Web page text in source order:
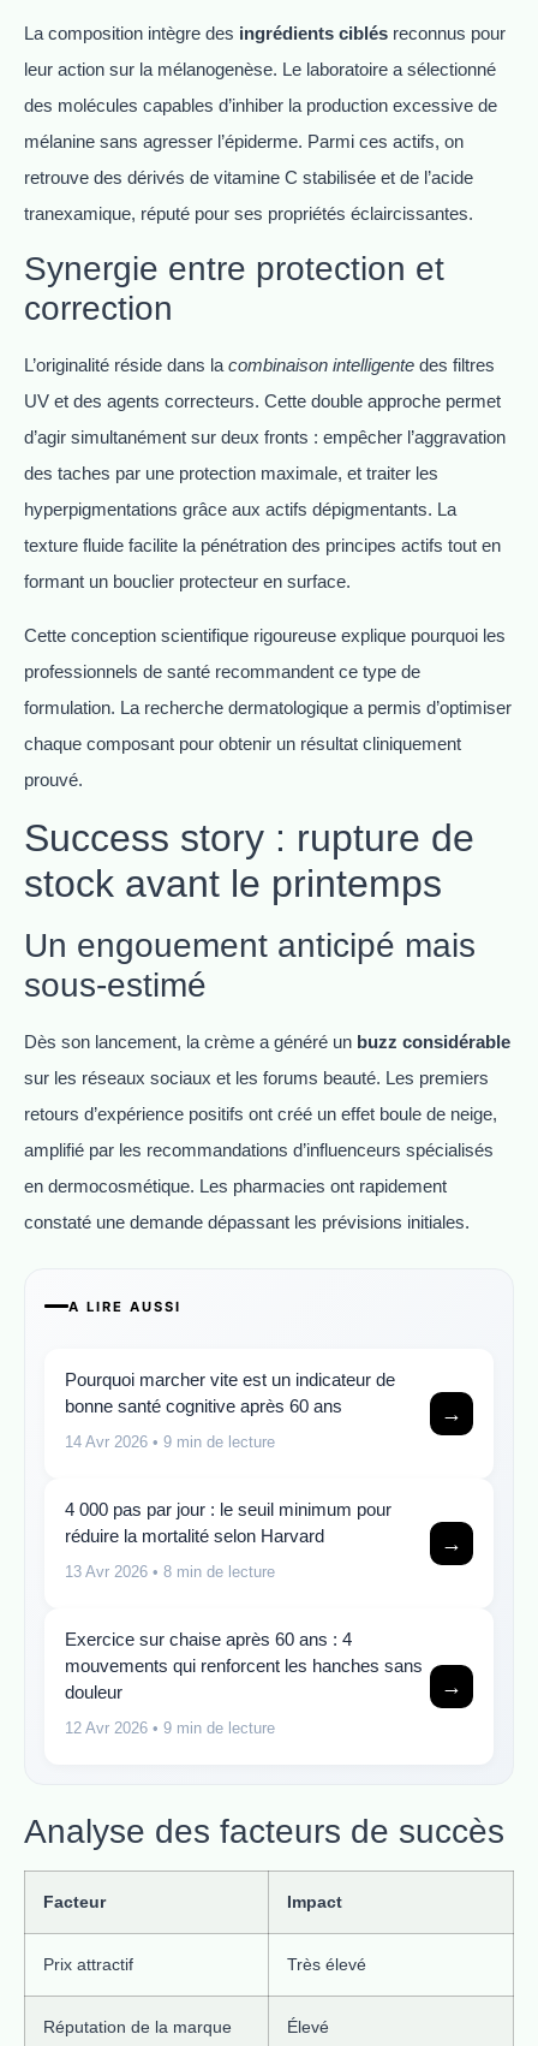
La composition intègre des ingrédients ciblés reconnus pour
leur action sur la mélanogenèse. Le laboratoire a sélectionné
des molécules capables d’inhiber la production excessive de
mélanine sans agresser l’épiderme. Parmi ces actifs, on
retrouve des dérivés de vitamine C stabilisée et de l’acide
tranexamique, réputé pour ses propriétés éclaircissantes.
Synergie entre protection et
correction
L’originalité réside dans la combinaison intelligente des filtres
UV et des agents correcteurs. Cette double approche permet
d’agir simultanément sur deux fronts : empêcher l’aggravation
des taches par une protection maximale, et traiter les
hyperpigmentations grâce aux actifs dépigmentants. La
texture fluide facilite la pénétration des principes actifs tout en
formant un bouclier protecteur en surface.
Cette conception scientifique rigoureuse explique pourquoi les
professionnels de santé recommandent ce type de
formulation. La recherche dermatologique a permis d’optimiser
chaque composant pour obtenir un résultat cliniquement
prouvé.
Success story : rupture de
stock avant le printemps
Un engouement anticipé mais
sous-estimé
Dès son lancement, la crème a généré un buzz considérable
sur les réseaux sociaux et les forums beauté. Les premiers
retours d’expérience positifs ont créé un effet boule de neige,
amplifié par les recommandations d’influenceurs spécialisés
en dermocosmétique. Les pharmacies ont rapidement
constaté une demande dépassant les prévisions initiales.
A LIRE AUSSI
Pourquoi marcher vite est un indicateur de
bonne santé cognitive après 60 ans
14 Avr 2026 • 9 min de lecture
→
4 000 pas par jour : le seuil minimum pour
réduire la mortalité selon Harvard
13 Avr 2026 • 8 min de lecture
→
Exercice sur chaise après 60 ans : 4
mouvements qui renforcent les hanches sans
douleur
12 Avr 2026 • 9 min de lecture
→
Analyse des facteurs de succès
Facteur Impact
Prix attractif Très élevé
Réputation de la marque Élevé